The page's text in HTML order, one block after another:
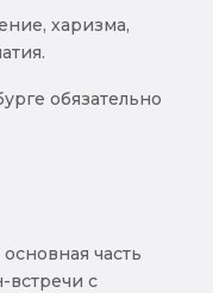
харизма,
обязательно
часть
встречи с